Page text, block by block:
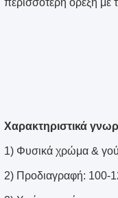
περισσότερη όρεξη με
Χαρακτηριστικά
1) Φυσικά χρώμα &
2) Προδιαγραφή: 100-